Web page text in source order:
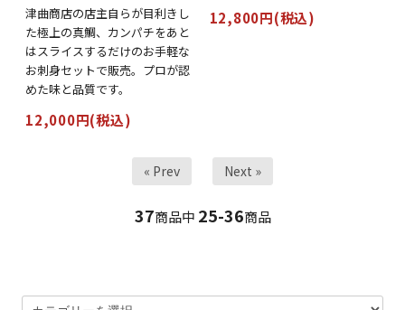
津曲商店の店主自らが目利きし
た極上の真鯛、カンパチをあと
はスライスするだけのお手軽な
お刺身セットで販売。プロが認
めた味と品質です。
12,000円(税込)
12,800円(税込)
« Prev Next »
37商品中 25-36商品